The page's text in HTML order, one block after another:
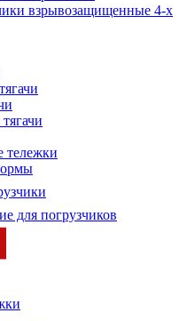
взрывозащищенные 4-х
тележки
для погрузчиков